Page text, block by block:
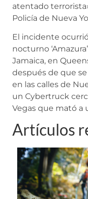
atentado
Policía de Nueva
El incidente
nocturno
Jamaica, en
después de que
en las calles de
un Cybertruck
Vegas que mató a
Artículos